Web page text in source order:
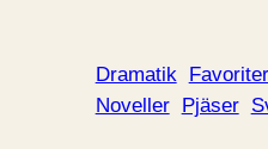
Dramatik Favoriter
Noveller Pjäser